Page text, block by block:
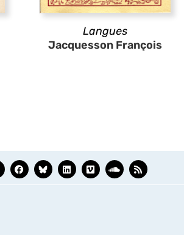
Langues
Jacquesson François